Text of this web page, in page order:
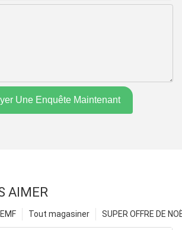
Une Enquête Maintenant
AIMER
SUPER OFFRE DE
Tout magasiner